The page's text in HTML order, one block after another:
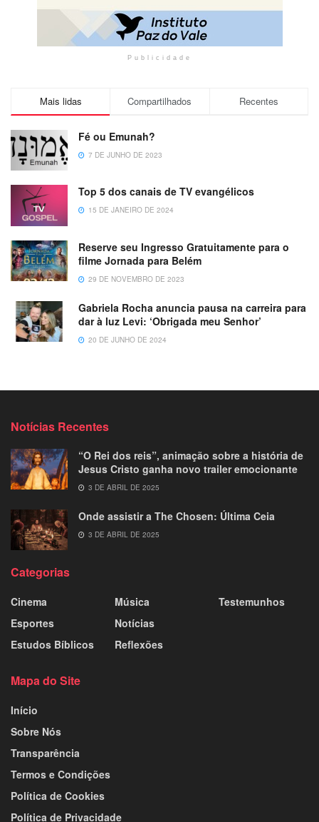
Publicidade
Mais lidas Compartilhados Recentes
Fé ou Emunah?
7 DE JUNHO DE 2023
Top 5 dos canais de TV evangélicos
15 DE JANEIRO DE 2024
Reserve seu Ingresso Gratuitamente para o
filme Jornada para Belém
29 DE NOVEMBRO DE 2023
Gabriela Rocha anuncia pausa na carreira para
dar à luz Levi: ‘Obrigada meu Senhor’
20 DE JUNHO DE 2024
Notícias Recentes
“O Rei dos reis”, animação sobre a história de
Jesus Cristo ganha novo trailer emocionante
3 DE ABRIL DE 2025
Onde assistir a The Chosen: Última Ceia
3 DE ABRIL DE 2025
Categorias
Cinema
Esportes
Estudos Bíblicos
Música
Notícias
Reflexões
Testemunhos
Mapa do Site
Início
Sobre Nós
Transparência
Termos e Condições
Política de Cookies
Política de Privacidade